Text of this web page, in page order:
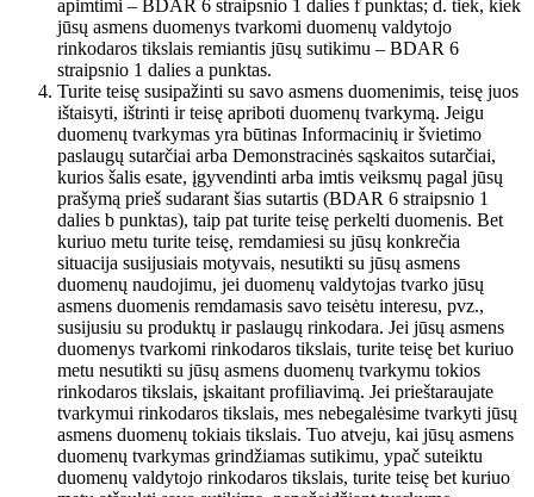
apimtimi – BDAR 6 straipsnio 1 dalies f punktas; d. tiek, kiek
jūsų asmens duomenys tvarkomi duomenų valdytojo
rinkodaros tikslais remiantis jūsų sutikimu – BDAR 6
straipsnio 1 dalies a punktas.
Turite teisę susipažinti su savo asmens duomenimis, teisę juos
ištaisyti, ištrinti ir teisę apriboti duomenų tvarkymą. Jeigu
duomenų tvarkymas yra būtinas Informacinių ir švietimo
paslaugų sutarčiai arba Demonstracinės sąskaitos sutarčiai,
kurios šalis esate, įgyvendinti arba imtis veiksmų pagal jūsų
prašymą prieš sudarant šias sutartis (BDAR 6 straipsnio 1
dalies b punktas), taip pat turite teisę perkelti duomenis. Bet
kuriuo metu turite teisę, remdamiesi su jūsų konkrečia
situacija susijusiais motyvais, nesutikti su jūsų asmens
duomenų naudojimu, jei duomenų valdytojas tvarko jūsų
asmens duomenis remdamasis savo teisėtu interesu, pvz.,
susijusiu su produktų ir paslaugų rinkodara. Jei jūsų asmens
duomenys tvarkomi rinkodaros tikslais, turite teisę bet kuriuo
metu nesutikti su jūsų asmens duomenų tvarkymu tokios
rinkodaros tikslais, įskaitant profiliavimą. Jei prieštaraujate
tvarkymui rinkodaros tikslais, mes nebegalėsime tvarkyti jūsų
asmens duomenų tokiais tikslais. Tuo atveju, kai jūsų asmens
duomenų tvarkymas grindžiamas sutikimu, ypač suteiktu
duomenų valdytojo rinkodaros tikslais, turite teisę bet kuriuo